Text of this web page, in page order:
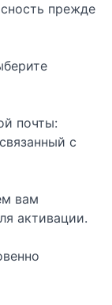
прежде
почты:
с
вам
активации.